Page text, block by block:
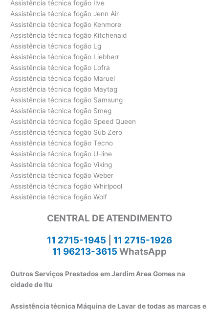
Assistência técnica fogão Ilve
Assistência técnica fogão Jenn Air
Assistência técnica fogão Kenmore
Assistência técnica fogão Kitchenaid
Assistência técnica fogão Lg
Assistência técnica fogão Liebherr
Assistência técnica fogão Lofra
Assistência técnica fogão Maruel
Assistência técnica fogão Maytag
Assistência técnica fogão Samsung
Assistência técnica fogão Smeg
Assistência técnica fogão Speed Queen
Assistência técnica fogão Sub Zero
Assistência técnica fogão Tecno
Assistência técnica fogão U-line
Assistência técnica fogão Viking
Assistência técnica fogão Weber
Assistência técnica fogão Whirlpool
Assistência técnica fogão Wolf
CENTRAL DE ATENDIMENTO
11 2715-1945
11 2715-1926
11 96213-3615 WhatsApp
Outros Serviços Prestados em Jardim Area Gomes na
cidade de Itu
Assistência técnica Máquina de Lavar de todas as marcas e